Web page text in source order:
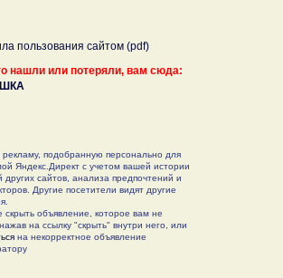
пользования сайтом (pdf)
нашли или потеряли, вам сюда:
подобранную персонально для
Яндекс.Директ с учетом вашей истории
других сайтов, анализа предпочтений и
Другие посетители видят другие
объявление, которое вам не
на ссылку "скрыть" внутри него, или
на некорректное объявление